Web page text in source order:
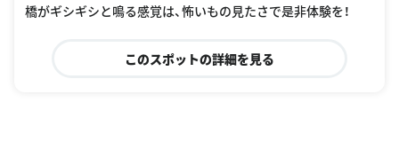
橋がギシギシと鳴る感覚は、怖いもの見たさで是非体験を！
このスポットの詳細を見る